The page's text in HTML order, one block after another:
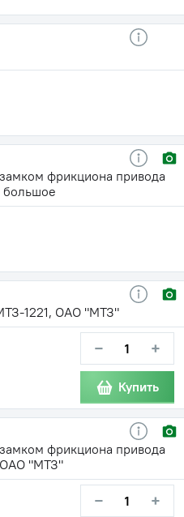
фрикциона привода
большое
1221, ОАО "МТЗ"
− +
Купить
фрикциона привода
"МТЗ"
− +